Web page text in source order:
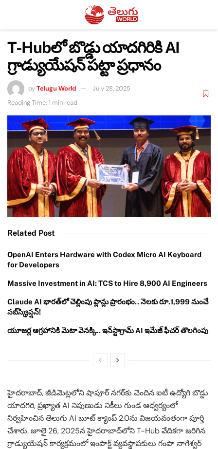
T-Hubలో బొడ్డు యాదగిరికి AI
గ్రాడ్యుయేషన్ పట్టా ప్రధానం
byTelugu World
July 28, 2025
Reading Time: 1 min read
Related Post
OpenAI Enters Hardware with Codex Micro AI Keyboard
for Developers
Massive Investment in AI: TCS to Hire 8,900 AI Engineers
Claude AI భారత్‌లో చెల్లింపు ప్లాన్లు ప్రారంభం.. నెలకు రూ.1,999 నుంచే
సబ్‌స్క్రిప్షన్!
యూజర్ల ఆగ్రహానికి మెటా వెనక్కి.. ఇన్‌స్టాగ్రామ్ AI ఇమేజ్ ఫీచర్ తొలగింపు
హైదరాబాద్, జీడిమెట్లలోని షాపూర్ నగర్‌కు చెందిన ఐటీ ఉద్యోగి బొడ్డు
యాదగిరి, ప్రఖ్యాత AI నిపుణుడు నికీలు గుండ ఆధ్వర్యంలో
నిర్వహించిన తెలుగు AI బూట్ క్యాంప్ 2.0ను విజయవంతంగా పూర్తి
చేశారు. జూలై 26, 2025న హైదరాబాద్‌లోని T-Hub వేదికగా జరిగిన
గ్రాడ్యుయేషన్ కార్యక్రమంలో ఇంపాక్ట్ వ్యవస్థాపకులు గంపా నాగేశ్వర్